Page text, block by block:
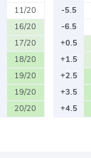
11/20
16/20
17/20
18/20
19/20
19/20
20/20
-5.5
-6.5
+0.5
+1.5
+2.5
+3.5
+4.5